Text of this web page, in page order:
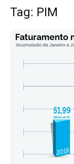
Tag: PIM